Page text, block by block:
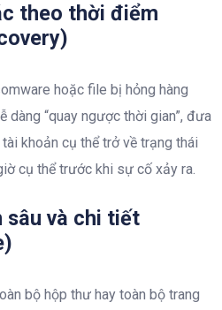
theo thời điểm
hoặc file bị hỏng hàng
dàng “quay ngược thời gian”, đưa
khoản cụ thể trở về trạng thái
cụ thể trước khi sự cố xảy ra.
sâu và chi tiết
bộ hộp thư hay toàn bộ trang